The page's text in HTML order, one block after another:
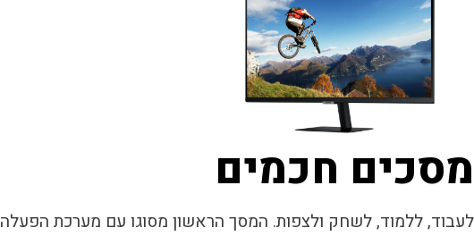
מסכים חכמים
לעבוד, ללמוד, לשחק ולצפות. המסך הראשון מסוגו עם מערכת הפעלה Tizen ו-Wi-Fi מובנה